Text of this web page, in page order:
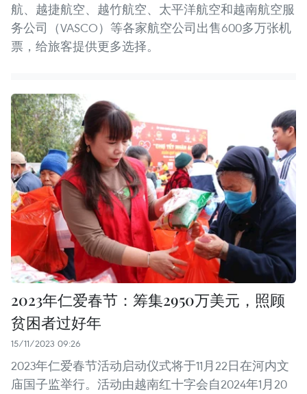
航、越捷航空、越竹航空、太平洋航空和越南航空服
务公司（VASCO）等各家航空公司出售600多万张机
票，给旅客提供更多选择。
2023年仁爱春节：筹集2950万美元，照顾
贫困者过好年
15/11/2023 09:26
2023年仁爱春节活动启动仪式将于11月22日在河内文
庙国子监举行。活动由越南红十字会自2024年1月20